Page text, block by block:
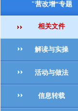
"营改增“专题
相关文件
解读与实操
活动与做法
信息转载